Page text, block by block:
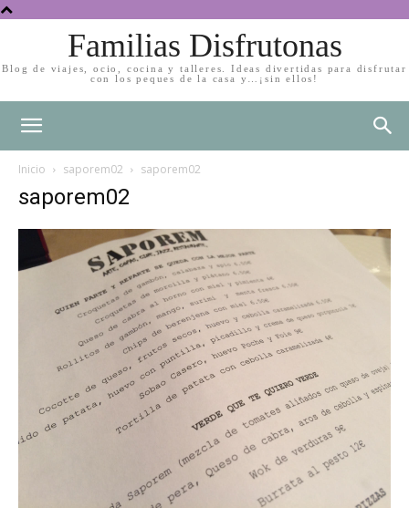
Familias Disfrutonas
Blog de viajes, ocio, cocina y talleres. Ideas divertidas para disfrutar
con los peques de la casa y…¡sin ellos!
Inicio saporem02 saporem02
saporem02